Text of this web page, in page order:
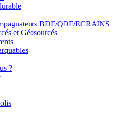
BDF/QDF/ECRAINS
et Géosourcés
?